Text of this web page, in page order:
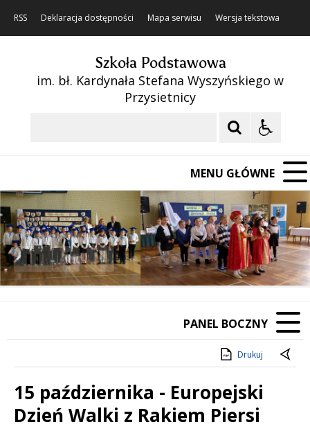
RSS Deklaracja dostępności Mapa serwisu Wersja tekstowa
Szkoła Podstawowa
im. bł. Kardynała Stefana Wyszyńskiego w
Przysietnicy
MENU GŁÓWNE
Poprzedni Element
Następny Element
❚❚
PANEL BOCZNY
Drukuj
15 października - Europejski
Dzień Walki z Rakiem Piersi